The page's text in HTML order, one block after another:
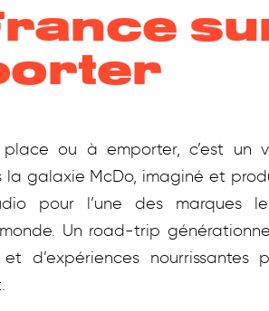
ou à emporter, c’est un
la galaxie McDo, imaginé et
pour l’une des marques
Un road-trip
d’expériences nourrissantes